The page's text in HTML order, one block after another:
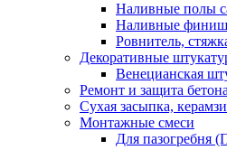
Наливные полы
Наливные
Ровнитель,
Декоративные
Венецианская
Ремонт и защита бетона
Сухая засыпка,
Монтажные смеси
Для пазогребня